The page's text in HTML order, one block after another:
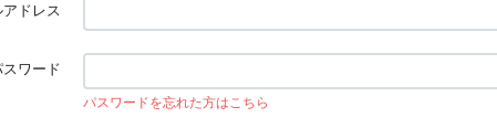
アドレス
スワード
パスワードを忘れた方はこちら